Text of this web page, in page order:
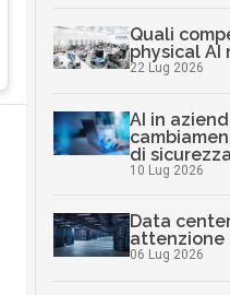
Quali
physical AI
22 Lug 2026
AI in
di sicurezza
10 Lug 2026
Data
attenzione
06 Lug 2026